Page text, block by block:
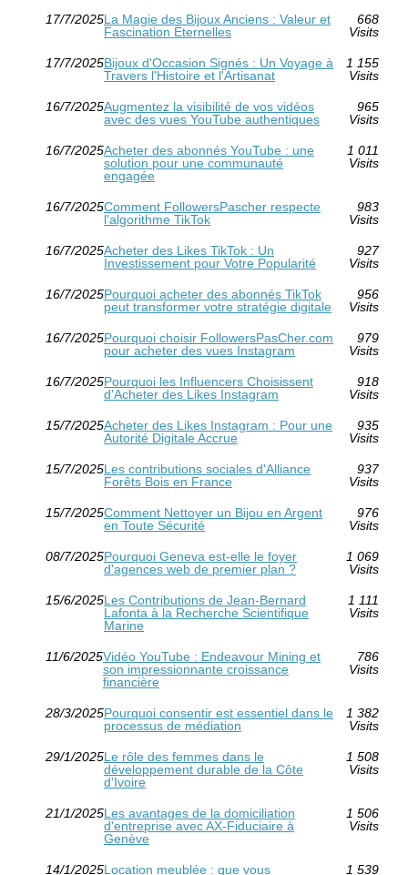
17/7/2025La Magie des Bijoux Anciens : Valeur et
Fascination Éternelles
668
Visits
17/7/2025Bijoux d'Occasion Signés : Un Voyage à
Travers l'Histoire et l'Artisanat
1 155
Visits
16/7/2025Augmentez la visibilité de vos vidéos
avec des vues YouTube authentiques
965
Visits
16/7/2025Acheter des abonnés YouTube : une
solution pour une communauté
engagée
1 011
Visits
16/7/2025Comment FollowersPascher respecte
l'algorithme TikTok
983
Visits
16/7/2025Acheter des Likes TikTok : Un
Investissement pour Votre Popularité
927
Visits
16/7/2025Pourquoi acheter des abonnés TikTok
peut transformer votre stratégie digitale
956
Visits
16/7/2025Pourquoi choisir FollowersPasCher.com
pour acheter des vues Instagram
979
Visits
16/7/2025Pourquoi les Influencers Choisissent
d'Acheter des Likes Instagram
918
Visits
15/7/2025Acheter des Likes Instagram : Pour une
Autorité Digitale Accrue
935
Visits
15/7/2025Les contributions sociales d'Alliance
Forêts Bois en France
937
Visits
15/7/2025Comment Nettoyer un Bijou en Argent
en Toute Sécurité
976
Visits
08/7/2025Pourquoi Geneva est-elle le foyer
d'agences web de premier plan ?
1 069
Visits
15/6/2025Les Contributions de Jean-Bernard
Lafonta à la Recherche Scientifique
Marine
1 111
Visits
11/6/2025Vidéo YouTube : Endeavour Mining et
son impressionnante croissance
financière
786
Visits
28/3/2025Pourquoi consentir est essentiel dans le
processus de médiation
1 382
Visits
29/1/2025Le rôle des femmes dans le
développement durable de la Côte
d'Ivoire
1 508
Visits
21/1/2025Les avantages de la domiciliation
d'entreprise avec AX-Fiduciaire à
Genève
1 506
Visits
14/1/2025Location meublée : que vous
1 539